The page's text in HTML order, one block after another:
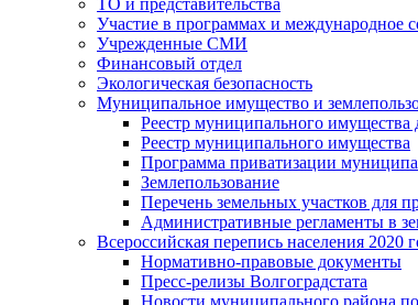
ТО и представительства
Участие в программах и международное
Учрежденные СМИ
Финансовый отдел
Экологическая безопасность
Муниципальное имущество и
Реестр муниципального
Реестр муниципального имущества
Программа приватизации
Землепользование
Перечень земельных участков для
Административные регламенты в
Всероссийская перепись населения 2020
Нормативно-правовые документы
Пресс-релизы Волгоградстата
Новости муниципального района